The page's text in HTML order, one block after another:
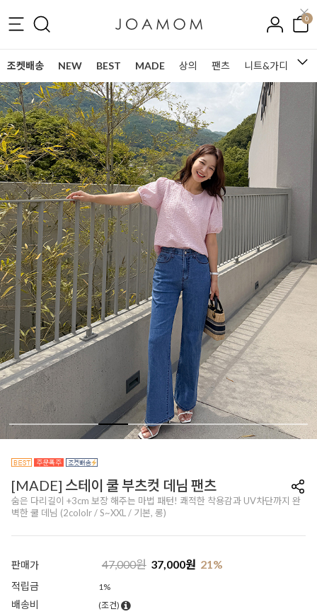
0
조켓배송 NEW BEST MADE 상의 팬츠 니트&가디건
[MADE] 스테이 쿨 부츠컷 데님 팬츠
숨은 다리길이 +3cm 보장 해주는 마법 패턴! 쾌적한 착용감과 UV차단까지 완
벽한 쿨 데님 (2cololr / S~XXL / 기본, 롱)
판매가 47,000원 37,000원 21%
적립금 1%
배송비 (조건)